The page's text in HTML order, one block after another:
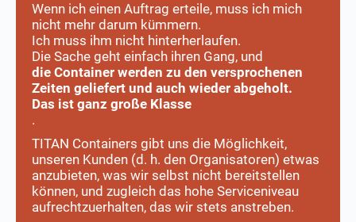
Wenn ich einen Auftrag erteile, muss ich mich
nicht mehr darum kümmern.
Ich muss ihm nicht hinterherlaufen.
Die Sache geht einfach ihren Gang, und
die Container werden zu den versprochenen
Zeiten geliefert und auch wieder abgeholt.
Das ist ganz große Klasse
.
TITAN Containers gibt uns die Möglichkeit,
unseren Kunden (d. h. den Organisatoren) etwas
anzubieten, was wir selbst nicht bereitstellen
können, und zugleich das hohe Serviceniveau
aufrechtzuerhalten, das wir stets anstreben.